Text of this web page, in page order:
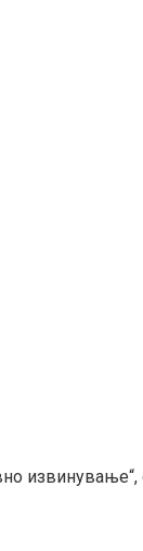
извинување“,